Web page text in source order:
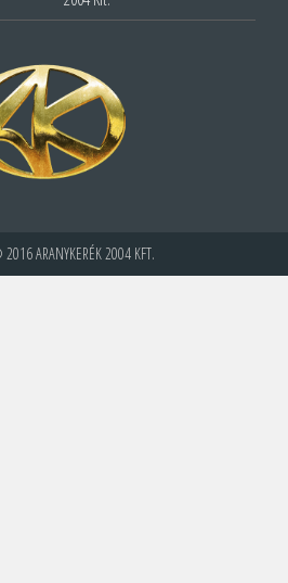
ARANYKERÉK 2004 KFT.